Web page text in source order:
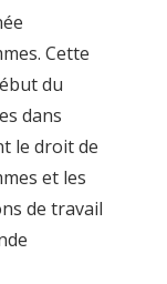
Cette
du
dans
le droit de
et les
de travail